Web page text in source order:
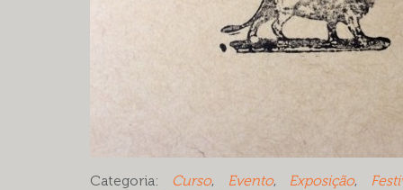
Categoria: Curso, Evento, Exposição,